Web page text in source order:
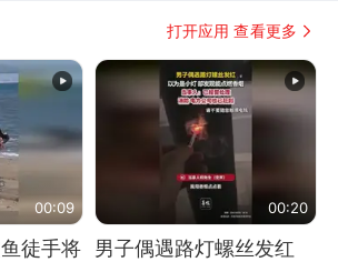
打开应用 查看更多
00:09
徒手将
00:20
男子偶遇路灯螺丝发红